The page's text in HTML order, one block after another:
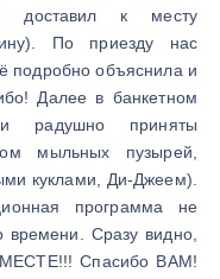
доставил к месту
По приезду нас
подробно объяснила и
Далее в банкетном
приняты
мыльных пузырей,
куклами, Ди-Джеем).
программа не
времени. Сразу видно,
Спасибо ВАМ!